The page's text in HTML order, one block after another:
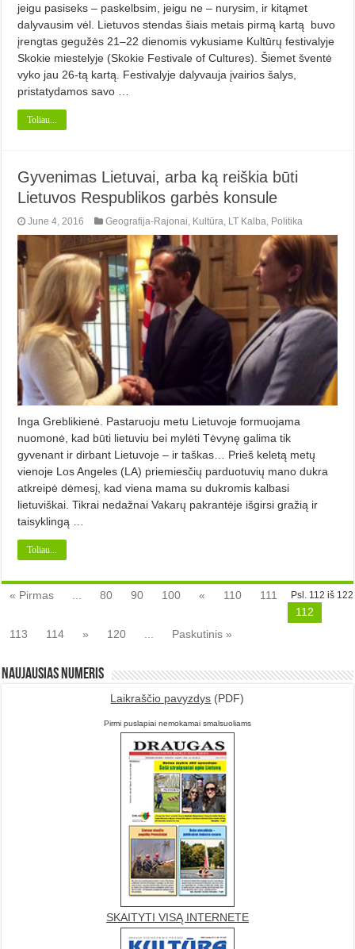
jeigu pasiseks – paskelbsim, jeigu ne – nurysim, ir kitąmet
dalyvausim vėl. Lietuvos stendas šiais metais pirmą kartą buvo
įrengtas gegužės 21–22 dienomis vykusiame Kultūrų festivalyje
Skokie miestelyje (Skokie Festivale of Cultures). Šiemet šventė
vyko jau 26-tą kartą. Festivalyje dalyvauja įvairios šalys,
pristatydamos savo …
Toliau...
Gyvenimas Lietuvai, arba ką reiškia būti
Lietuvos Respublikos garbės konsule
June 4, 2016 Geografija-Rajonai, Kultūra, LT Kalba, Politika
Inga Greblikienė. Pastaruoju metu Lietuvoje formuojama
nuomonė, kad būti lietuviu bei mylėti Tėvynę galima tik
gyvenant ir dirbant Lietuvoje – ir taškas… Prieš keletą metų
vienoje Los Angeles (LA) priemiesčių parduotuvių mano dukra
atkreipė dėmesį, kad viena mama su dukromis kalbasi
lietuviškai. Tikrai nedažnai Vakarų pakrantėje išgirsi gražią ir
taisyklingą …
Toliau...
Psl. 112 iš 122
« Pirmas 80 90 100 « 110
111
112
113
114 » 120 Paskutinis »
Naujausias numeris
Laikraščio pavyzdys (PDF)
Pirmi puslapiai nemokamai smalsuoliams
SKAITYTI VISĄ INTERNETE